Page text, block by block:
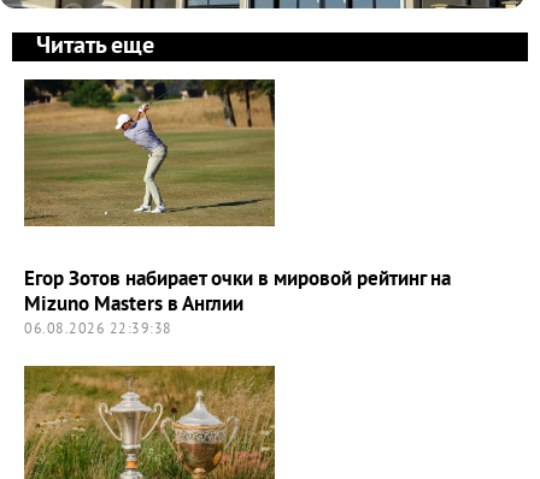
Читать еще
Егор Зотов набирает очки в мировой рейтинг на
Mizuno Masters в Англии
06.08.2026 22:39:38